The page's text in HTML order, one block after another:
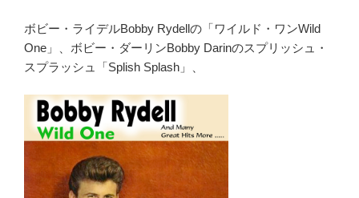
ボビー・ライデルBobby Rydellの「ワイルド・ワンWild
One」、ボビー・ダーリンBobby Darinのスプリッシュ・
スプラッシュ「Splish Splash」、